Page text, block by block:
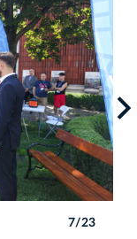
7/23